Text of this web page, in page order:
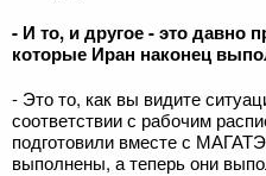
- И то, и другое - это давно
которые Иран наконец
- Это то, как вы видите
соответствии с рабочим
подготовили вместе с
выполнены, а теперь они